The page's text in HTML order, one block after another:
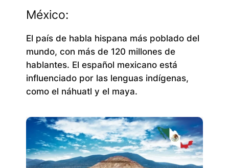
México:
El país de habla hispana más poblado del
mundo, con más de 120 millones de
hablantes. El español mexicano está
influenciado por las lenguas indígenas,
como el náhuatl y el maya.